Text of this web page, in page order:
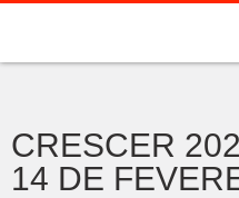
CRESCER
14 DE